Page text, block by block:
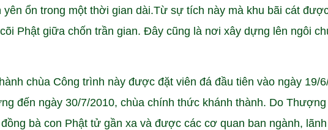
yên ổn trong một thời gian dài.Từ sự tích này mà khu bãi cát
Phật giữa chốn trần gian. Đây cũng là nơi xây dựng lên ngôi
chùa Công trình này được đặt viên đá đầu tiên vào ngày 19/
đến ngày 30/7/2010, chùa chính thức khánh thành. Do
bà con Phật tử gần xa và được các cơ quan ban ngành,